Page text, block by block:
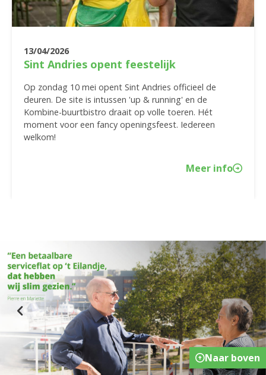
13/04/2026
Sint Andries opent feestelijk
Op zondag 10 mei opent Sint Andries officieel de
deuren. De site is intussen 'up & running' en de
Kombine-buurtbistro draait op volle toeren. Hét
moment voor een fancy openingsfeest. Iedereen
welkom!
Meer info
Previous Next
Naar boven